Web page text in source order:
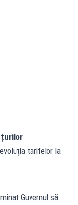
tarifelor la
Guvernul să